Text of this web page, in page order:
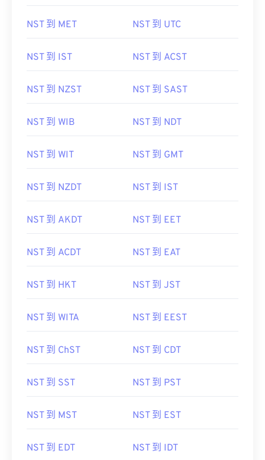
NST 到 MET NST 到 UTC
NST 到 IST NST 到 ACST
NST 到 NZST NST 到 SAST
NST 到 WIB NST 到 NDT
NST 到 WIT NST 到 GMT
NST 到 NZDT NST 到 IST
NST 到 AKDT NST 到 EET
NST 到 ACDT NST 到 EAT
NST 到 HKT NST 到 JST
NST 到 WITA NST 到 EEST
NST 到 ChST NST 到 CDT
NST 到 SST NST 到 PST
NST 到 MST NST 到 EST
NST 到 EDT NST 到 IDT